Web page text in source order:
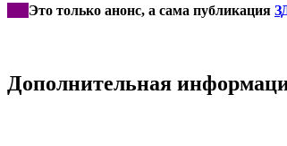
Это только анонс, а сама публикация
Дополнительная